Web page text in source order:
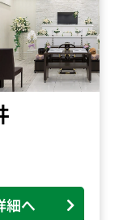
細へ